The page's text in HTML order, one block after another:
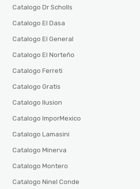
Catalogo Dr Scholls
Catalogo El Dasa
Catalogo El General
Catalogo El Norteño
Catalogo Ferreti
Catalogo Gratis
Catalogo Ilusion
Catalogo ImporMexico
Catalogo Lamasini
Catalogo Minerva
Catalogo Montero
Catalogo Ninel Conde